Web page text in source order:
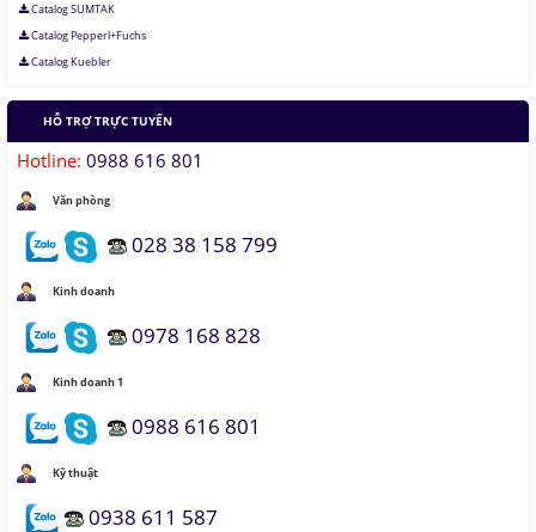
Catalog SUMTAK
Catalog Pepperl+Fuchs
Catalog Kuebler
HỖ TRỢ TRỰC TUYẾN
Hotline: 0988 616 801
Văn phòng
028 38 158 799
Kinh doanh
0978 168 828
Kinh doanh 1
0988 616 801
Kỹ thuật
0938 611 587